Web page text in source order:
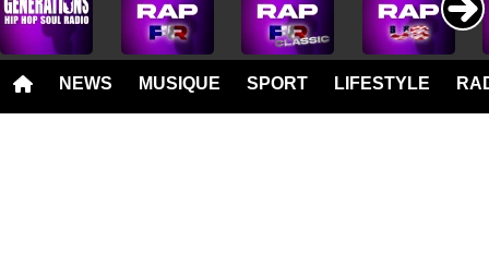
NEWS MUSIQUE SPORT LIFESTYLE